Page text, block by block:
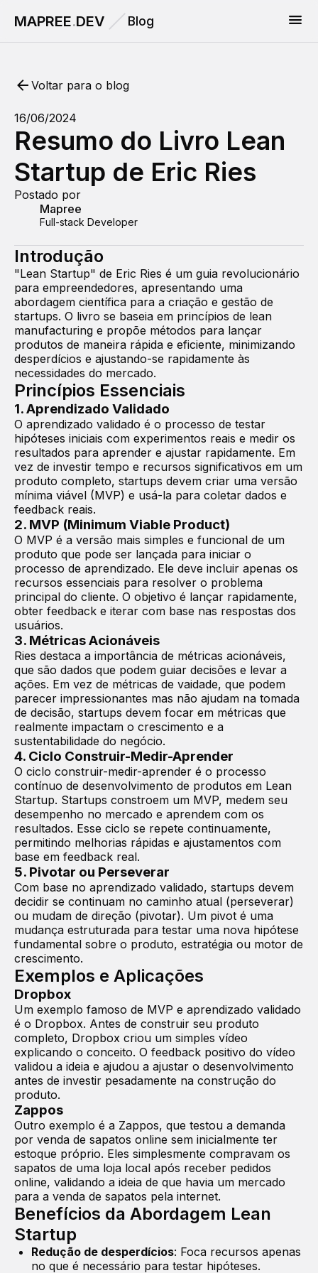
MAPREE.DEV Blog
Voltar para o blog
16/06/2024
Resumo do Livro Lean
Startup de Eric Ries
Postado por
Mapree
Full-stack Developer
Introdução
"Lean Startup" de Eric Ries é um guia revolucionário
para empreendedores, apresentando uma
abordagem científica para a criação e gestão de
startups. O livro se baseia em princípios de lean
manufacturing e propõe métodos para lançar
produtos de maneira rápida e eficiente, minimizando
desperdícios e ajustando-se rapidamente às
necessidades do mercado.
Princípios Essenciais
1. Aprendizado Validado
O aprendizado validado é o processo de testar
hipóteses iniciais com experimentos reais e medir os
resultados para aprender e ajustar rapidamente. Em
vez de investir tempo e recursos significativos em um
produto completo, startups devem criar uma versão
mínima viável (MVP) e usá-la para coletar dados e
feedback reais.
2. MVP (Minimum Viable Product)
O MVP é a versão mais simples e funcional de um
produto que pode ser lançada para iniciar o
processo de aprendizado. Ele deve incluir apenas os
recursos essenciais para resolver o problema
principal do cliente. O objetivo é lançar rapidamente,
obter feedback e iterar com base nas respostas dos
usuários.
3. Métricas Acionáveis
Ries destaca a importância de métricas acionáveis,
que são dados que podem guiar decisões e levar a
ações. Em vez de métricas de vaidade, que podem
parecer impressionantes mas não ajudam na tomada
de decisão, startups devem focar em métricas que
realmente impactam o crescimento e a
sustentabilidade do negócio.
4. Ciclo Construir-Medir-Aprender
O ciclo construir-medir-aprender é o processo
contínuo de desenvolvimento de produtos em Lean
Startup. Startups constroem um MVP, medem seu
desempenho no mercado e aprendem com os
resultados. Esse ciclo se repete continuamente,
permitindo melhorias rápidas e ajustamentos com
base em feedback real.
5. Pivotar ou Perseverar
Com base no aprendizado validado, startups devem
decidir se continuam no caminho atual (perseverar)
ou mudam de direção (pivotar). Um pivot é uma
mudança estruturada para testar uma nova hipótese
fundamental sobre o produto, estratégia ou motor de
crescimento.
Exemplos e Aplicações
Dropbox
Um exemplo famoso de MVP e aprendizado validado
é o Dropbox. Antes de construir seu produto
completo, Dropbox criou um simples vídeo
explicando o conceito. O feedback positivo do vídeo
validou a ideia e ajudou a ajustar o desenvolvimento
antes de investir pesadamente na construção do
produto.
Zappos
Outro exemplo é a Zappos, que testou a demanda
por venda de sapatos online sem inicialmente ter
estoque próprio. Eles simplesmente compravam os
sapatos de uma loja local após receber pedidos
online, validando a ideia de que havia um mercado
para a venda de sapatos pela internet.
Benefícios da Abordagem Lean
Startup
Redução de desperdícios: Foca recursos apenas
no que é necessário para testar hipóteses.